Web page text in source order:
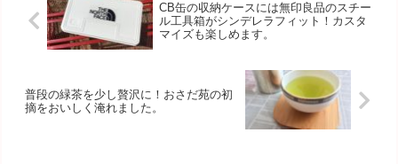
CB缶の収納ケースには無印良品のスチー
ル工具箱がシンデレラフィット！カスタ
マイズも楽しめます。
普段の緑茶を少し贅沢に！おさだ苑の初
摘をおいしく淹れました。